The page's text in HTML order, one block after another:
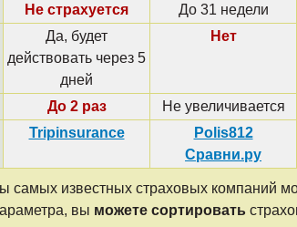
Не страхуется До 31 недели
Да, будет
действовать через 5
дней
Нет
До 2 раз Не увеличивается
Tripinsurance
Polis812
Сравни.ру
самых известных страховых компаний
вы можете сортировать